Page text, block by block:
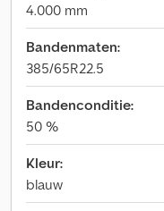
4.000 mm
Bandenmaten:
385/65R22.5
Bandenconditie:
50 %
Kleur:
blauw